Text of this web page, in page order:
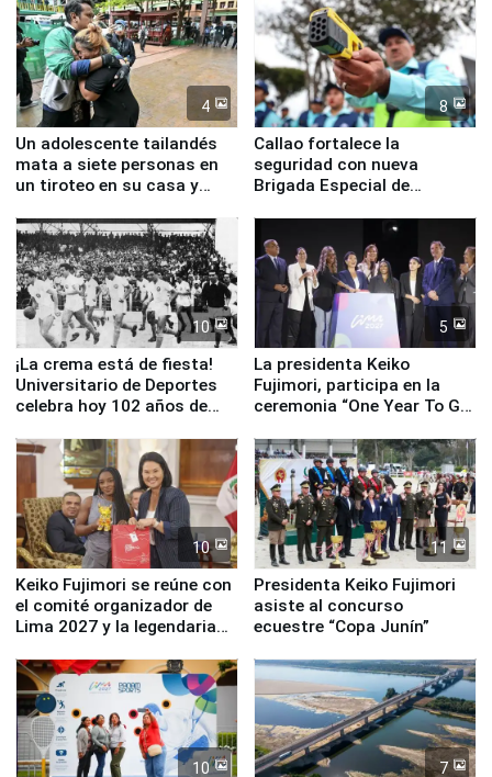
4
Un adolescente tailandés
mata a siete personas en
un tiroteo en su casa y
8
Callao fortalece la
seguridad con nueva
Brigada Especial de
equipamiento para
Serenazgo
10
¡La crema está de fiesta!
Universitario de Deportes
celebra hoy 102 años de
5
La presidenta Keiko
Fujimori, participa en la
ceremonia “One Year To Go
10
Keiko Fujimori se reúne con
el comité organizador de
Lima 2027 y la legendaria
11
Presidenta Keiko Fujimori
asiste al concurso
ecuestre “Copa Junín”
10 7